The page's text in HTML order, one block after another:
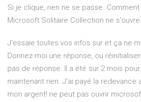
Si je clique, rien ne se passe.
Microsoft Solitaire Collection ne
J'essaie toutes vos infos sur et ça ne
Donnez-moi une réponse, ou
pas de réponse. Il a été sur 2 mois
maintenant rien. J'ai payé la redevance
mon argent! ne peut pas ouvrir